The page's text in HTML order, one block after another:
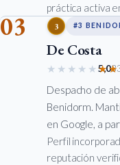
práctica activa
03 3 #3
De Costa
★★★★★5,0
Despacho de
Benidorm.
en Google, a
Perfil
reputación